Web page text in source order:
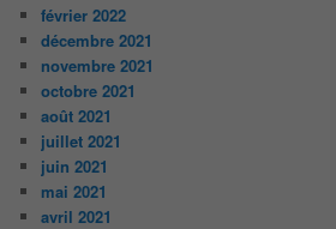
février 2022
décembre 2021
novembre 2021
octobre 2021
août 2021
juillet 2021
juin 2021
mai 2021
avril 2021